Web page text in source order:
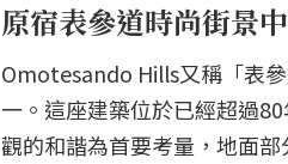
原宿表參道時尚街景
Omotesando Hills又稱「表
一。這座建築位於已經超過
觀的和諧為首要考量，地面